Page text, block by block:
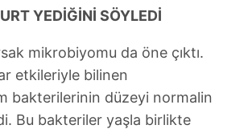
.
YEDİĞİNİ SÖYLEDİ
mikrobiyomu da öne çıktı.
etkileriyle bilinen
bakterilerinin düzeyi normalin
Bu bakteriler yaşla birlikte